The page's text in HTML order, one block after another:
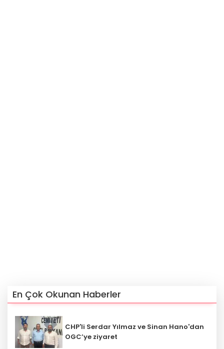
En Çok Okunan Haberler
CHP'li Serdar Yılmaz ve Sinan Hano'dan
OGC’ye ziyaret